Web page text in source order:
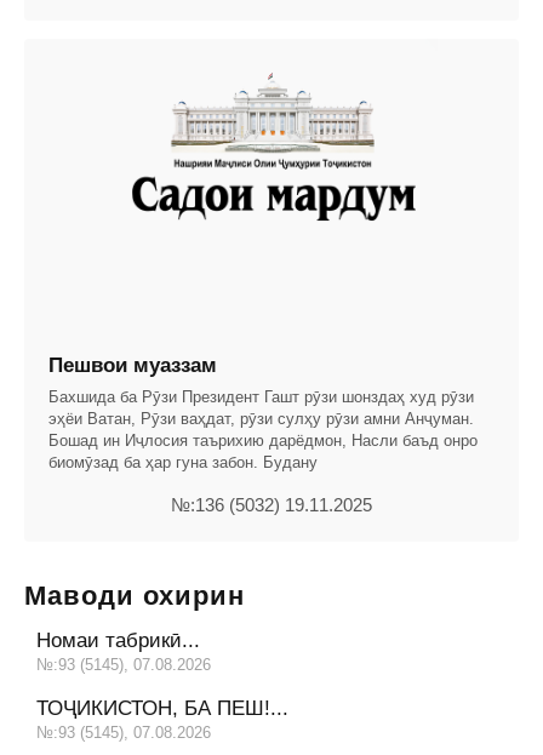
Пешвои муаззам
Бахшида ба Рӯзи Президент Гашт рӯзи шонздаҳ худ рӯзи
эҳёи Ватан, Рӯзи ваҳдат, рӯзи сулҳу рӯзи амни Анҷуман.
Бошад ин Иҷлосия таърихию дарёдмон, Насли баъд онро
биомӯзад ба ҳар гуна забон. Будану
№:136 (5032) 19.11.2025
Маводи охирин
Номаи табрикӣ...
№:93 (5145), 07.08.2026
ТОҶИКИСТОН, БА ПЕШ!...
№:93 (5145), 07.08.2026